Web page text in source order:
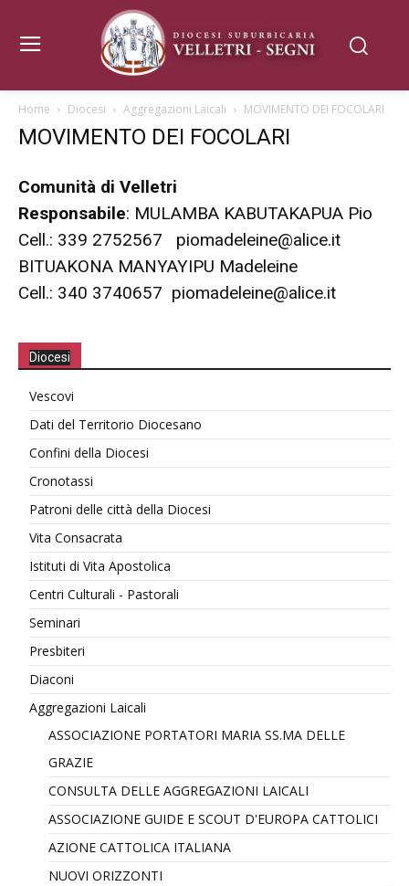
Home Diocesi Aggregazioni Laicali MOVIMENTO DEI FOCOLARI
MOVIMENTO DEI FOCOLARI
Comunità di Velletri
Responsabile: MULAMBA KABUTAKAPUA Pio
Cell.: 339 2752567 piomadeleine@alice.it
BITUAKONA MANYAYIPU Madeleine
Cell.: 340 3740657 piomadeleine@alice.it
Diocesi
Vescovi
Dati del Territorio Diocesano
Confini della Diocesi
Cronotassi
Patroni delle città della Diocesi
Vita Consacrata
Istituti di Vita Apostolica
Centri Culturali - Pastorali
Seminari
Presbiteri
Diaconi
Aggregazioni Laicali
ASSOCIAZIONE PORTATORI MARIA SS.MA DELLE
GRAZIE
CONSULTA DELLE AGGREGAZIONI LAICALI
ASSOCIAZIONE GUIDE E SCOUT D'EUROPA CATTOLICI
AZIONE CATTOLICA ITALIANA
NUOVI ORIZZONTI